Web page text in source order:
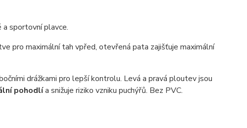
a sportovní plavce.
pro maximální tah vpřed, otevřená pata zajišťuje maximální
drážkami pro lepší kontrolu. Levá a pravá ploutev jsou
pohodlía snižuje riziko vzniku puchýřů. Bez PVC.